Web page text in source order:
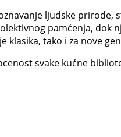
ljudske
pamćenja, dok
klasika, tako i za nove
svake kućne